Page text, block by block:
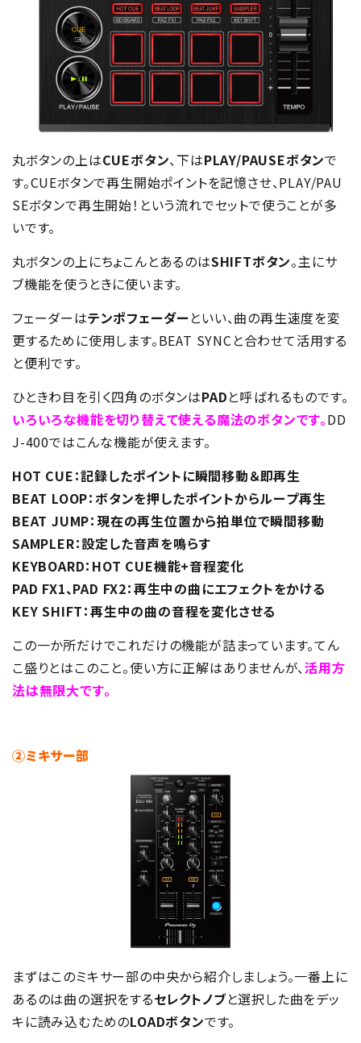
丸ボタンの上はCUEボタン、下はPLAY/PAUSEボタンで
す。CUEボタンで再生開始ポイントを記憶させ、PLAY/PAU
SEボタンで再生開始！という流れでセットで使うことが多
いです。
丸ボタンの上にちょこんとあるのはSHIFTボタン。主にサ
ブ機能を使うときに使います。
フェーダーはテンポフェーダー といい、曲の再生速度を変
更するために使用します。BEAT SYNCと合わせて活用する
と便利です。
ひときわ目を引く四角のボタンはPADと呼ばれるものです。
いろいろな機能を切り替えて使える魔法のボタンです。DD
J-400ではこんな機能が使えます。
HOT CUE：記録したポイントに瞬間移動＆即再生
BEAT LOOP：ボタンを押したポイントからループ再生
BEAT JUMP：現在の再生位置から拍単位で瞬間移動
SAMPLER：設定した音声を鳴らす
KEYBOARD：HOT CUE機能+音程変化
PAD FX1、PAD FX2：再生中の曲にエフェクトをかける
KEY SHIFT：再生中の曲の音程を変化させる
この一か所だけでこれだけの機能が詰まっています。てん
こ盛りとはこのこと。使い方に正解はありませんが、活用方
法は無限大です。
②ミキサー部
まずはこのミキサー部の中央から紹介しましょう。一番上に
あるのは曲の選択をするセレクトノブと選択した曲をデッ
キに読み込むためのLOADボタンです。